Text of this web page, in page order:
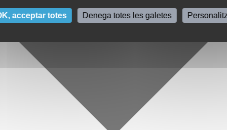
acceptar totes Denega totes les galetes